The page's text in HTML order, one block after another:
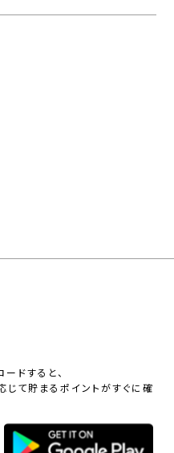
ドすると、
て貯まるポイントがすぐに確